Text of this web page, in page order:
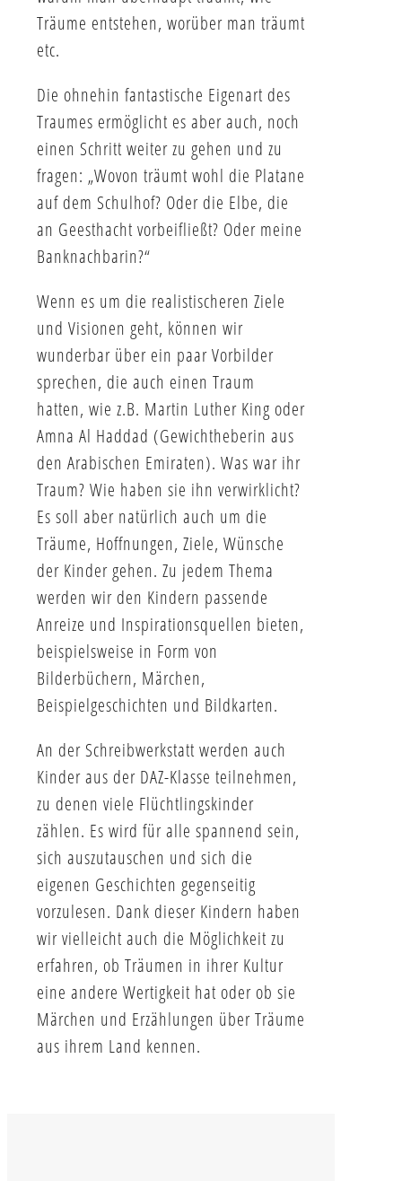
Träume entstehen, worüber man träumt
etc.
Die ohnehin fantastische Eigenart des
Traumes ermöglicht es aber auch, noch
einen Schritt weiter zu gehen und zu
fragen: „Wovon träumt wohl die Platane
auf dem Schulhof? Oder die Elbe, die
an Geesthacht vorbeifließt? Oder meine
Banknachbarin?“
Wenn es um die realistischeren Ziele
und Visionen geht, können wir
wunderbar über ein paar Vorbilder
sprechen, die auch einen Traum
hatten, wie z.B. Martin Luther King oder
Amna Al Haddad (Gewichtheberin aus
den Arabischen Emiraten). Was war ihr
Traum? Wie haben sie ihn verwirklicht?
Es soll aber natürlich auch um die
Träume, Hoffnungen, Ziele, Wünsche
der Kinder gehen. Zu jedem Thema
werden wir den Kindern passende
Anreize und Inspirationsquellen bieten,
beispielsweise in Form von
Bilderbüchern, Märchen,
Beispielgeschichten und Bildkarten.
An der Schreibwerkstatt werden auch
Kinder aus der DAZ-Klasse teilnehmen,
zu denen viele Flüchtlingskinder
zählen. Es wird für alle spannend sein,
sich auszutauschen und sich die
eigenen Geschichten gegenseitig
vorzulesen. Dank dieser Kindern haben
wir vielleicht auch die Möglichkeit zu
erfahren, ob Träumen in ihrer Kultur
eine andere Wertigkeit hat oder ob sie
Märchen und Erzählungen über Träume
aus ihrem Land kennen.